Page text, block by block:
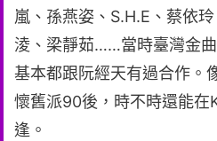
嵐、孫燕姿、S.H.E、蔡依
淩、梁靜茹……當時臺灣金曲
基本都跟阮經天有過合作。
懷舊派90後，時不時還能在
逢。